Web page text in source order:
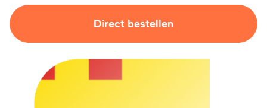
Direct bestellen